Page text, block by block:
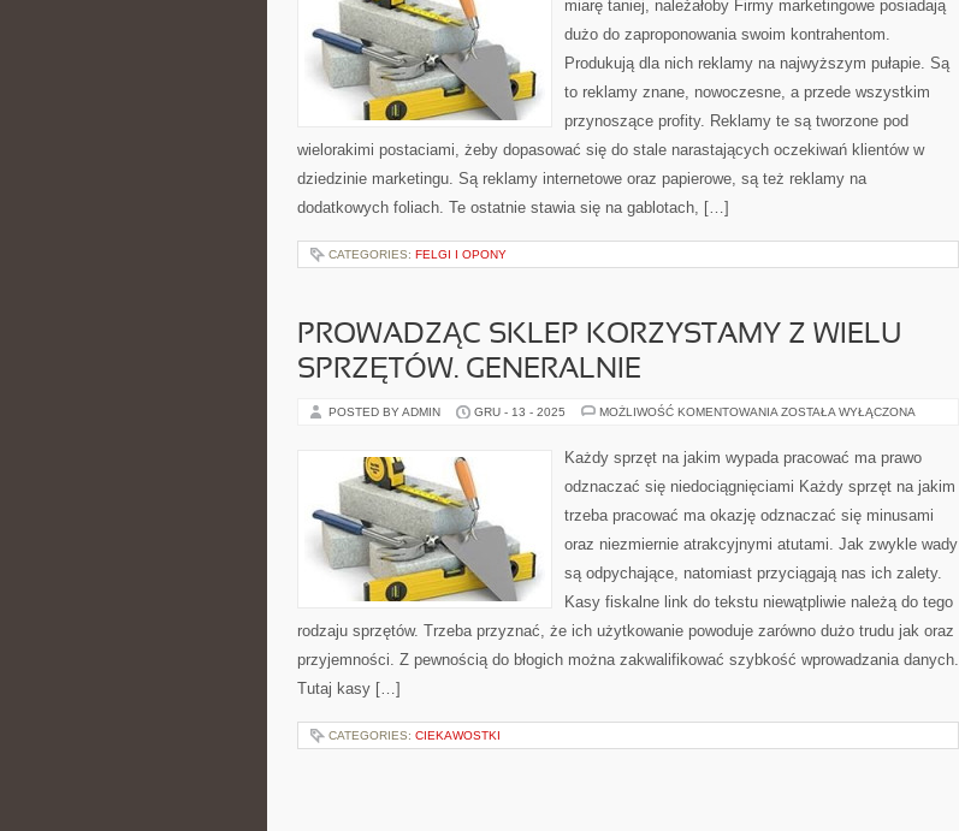
SWOIM
PRODUKUJĄ
miarę taniej, należałoby Firmy marketingowe posiadają
dużo do zaproponowania swoim kontrahentom.
Produkują dla nich reklamy na najwyższym pułapie. Są
to reklamy znane, nowoczesne, a przede wszystkim
przynoszące profity. Reklamy te są tworzone pod
wielorakimi postaciami, żeby dopasować się do stale narastających oczekiwań klientów w
dziedzinie marketingu. Są reklamy internetowe oraz papierowe, są też reklamy na
dodatkowych foliach. Te ostatnie stawia się na gablotach, […]
CATEGORIES: FELGI I OPONY
PROWADZĄC SKLEP KORZYSTAMY Z WIELU
SPRZĘTÓW. GENERALNIE
POSTED BY ADMIN GRU - 13 - 2025 MOŻLIWOŚĆ KOMENTOWANIA PROWADZĄC
WIELU
GENERALNIE
ZOSTAŁA WYŁĄCZONA
Każdy sprzęt na jakim wypada pracować ma prawo
odznaczać się niedociągnięciami Każdy sprzęt na jakim
trzeba pracować ma okazję odznaczać się minusami
oraz niezmiernie atrakcyjnymi atutami. Jak zwykle wady
są odpychające, natomiast przyciągają nas ich zalety.
Kasy fiskalne link do tekstu niewątpliwie należą do tego
rodzaju sprzętów. Trzeba przyznać, że ich użytkowanie powoduje zarówno dużo trudu jak oraz
przyjemności. Z pewnością do błogich można zakwalifikować szybkość wprowadzania danych.
Tutaj kasy […]
CATEGORIES: CIEKAWOSTKI